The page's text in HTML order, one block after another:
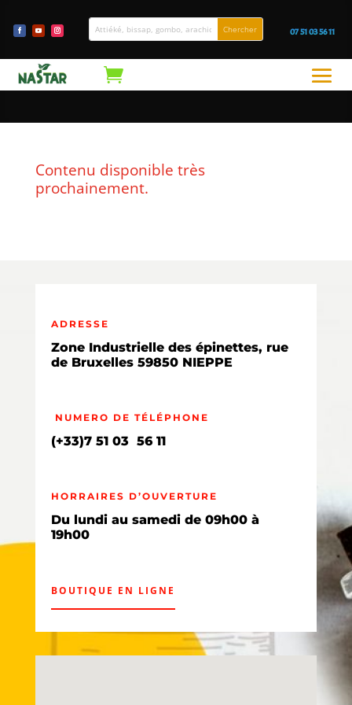
07 51 03 56 11
Contenu disponible très
prochainement.
ADRESSE
Zone Industrielle des épinettes, rue
de Bruxelles 59850 NIEPPE
NUMERO DE TÉLÉPHONE
(+33)7 51 03 56 11
HORRAIRES D’OUVERTURE
Du lundi au samedi de 09h00 à
19h00
BOUTIQUE EN LIGNE